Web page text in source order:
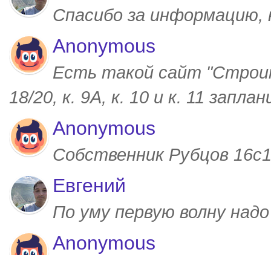
Спасибо за
Anonymous
Есть такой сайт
18/20, к. 9А, к. 10 и к. 11
Anonymous
Собственник Рубцов
Евгений
По уму первую волну
Anonymous